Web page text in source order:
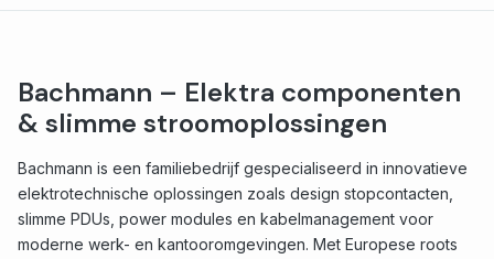
Bachmann – Elektra componenten
& slimme stroomoplossingen
Bachmann is een familiebedrijf gespecialiseerd in innovatieve
elektrotechnische oplossingen zoals design stopcontacten,
slimme PDUs, power modules en kabelmanagement voor
moderne werk- en kantooromgevingen. Met Europese roots